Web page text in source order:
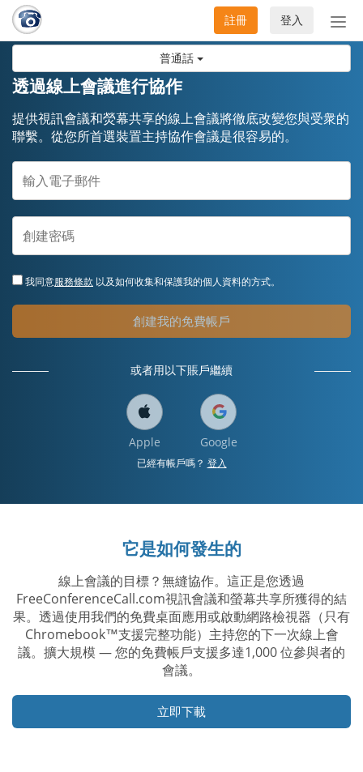
普通話
切
換
登入
註冊
透過線上會議進行協作
提供視訊會議和熒幕共享的線上會議將徹底改變您與受衆的
聯繫。從您所首選裝置主持協作會議是很容易的。
我同意服務條款 以及如何收集和保護我的個人資料的方式。
創建我的免費帳戶
或者用以下賬戶繼續
Apple Google
已經有帳戶嗎？ 登入
它是如何發生的
線上會議的目標？無縫協作。這正是您透過
FreeConferenceCall.com視訊會議和螢幕共享所獲得的結
果。透過使用我們的免費桌面應用或啟動網路檢視器（只有
Chromebook™支援完整功能）主持您的下一次線上會
議。擴大規模 — 您的免費帳戶支援多達1,000 位參與者的
會議。
立即下載